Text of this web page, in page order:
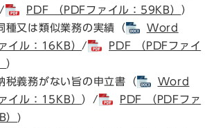
/ PDF （PDFファイル：59KB） ）
種又は類似業務の実績（
Word
イル：16KB） /
PDF （PDFファイ
）
税義務がない旨の申立書（
Word
イル：15KB） ）/
PDF （PDFファ
)